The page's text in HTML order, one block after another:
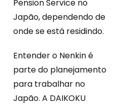
Pension Service no
Japão, dependendo de
onde se está residindo.
Entender o Nenkin é
parte do planejamento
para trabalhar no
Japão. A DAIKOKU